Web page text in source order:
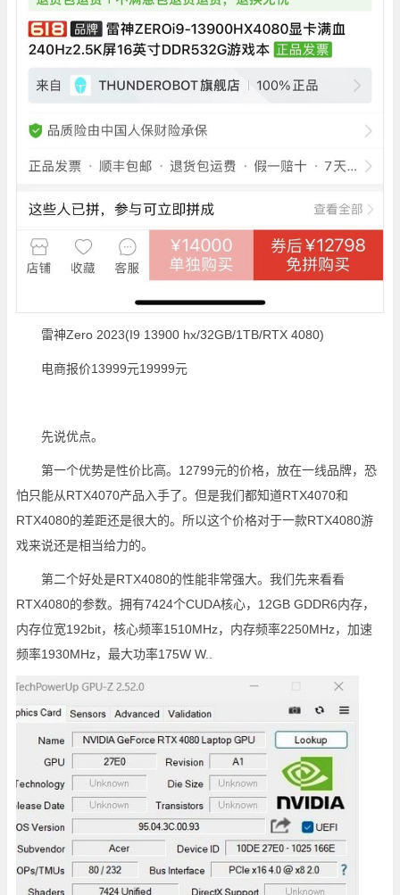
雷神Zero 2023(I9 13900 hx/32GB/1TB/RTX 4080)
电商报价13999元19999元
先说优点。
第一个优势是性价比高。12799元的价格，放在一线品牌，恐
怕只能从RTX4070产品入手了。但是我们都知道RTX4070和
RTX4080的差距还是很大的。所以这个价格对于一款RTX4080游
戏来说还是相当给力的。
第二个好处是RTX4080的性能非常强大。我们先来看看
RTX4080的参数。拥有7424个CUDA核心，12GB GDDR6内存，
内存位宽192bit，核心频率1510MHz，内存频率2250MHz，加速
频率1930MHz，最大功率175W W..